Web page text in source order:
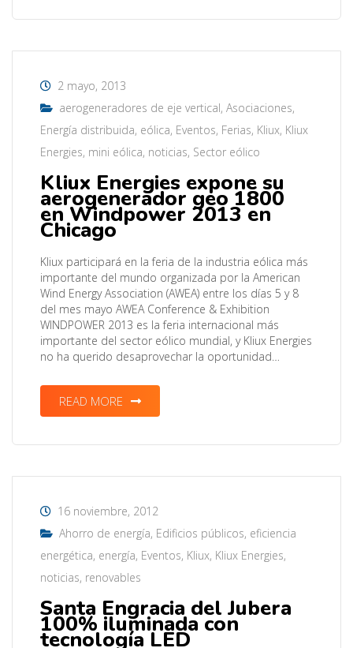
2 mayo, 2013
aerogeneradores de eje vertical, Asociaciones,
Energía distribuida, eólica, Eventos, Ferias, Kliux, Kliux
Energies, mini eólica, noticias, Sector eólico
Kliux Energies expone su
aerogenerador geo 1800
en Windpower 2013 en
Chicago
Kliux participará en la feria de la industria eólica más
importante del mundo organizada por la American
Wind Energy Association (AWEA) entre los días 5 y 8
del mes mayo AWEA Conference & Exhibition
WINDPOWER 2013 es la feria internacional más
importante del sector eólico mundial, y Kliux Energies
no ha querido desaprovechar la oportunidad…
READ MORE
16 noviembre, 2012
Ahorro de energía, Edificios públicos, eficiencia
energética, energía, Eventos, Kliux, Kliux Energies,
noticias, renovables
Santa Engracia del Jubera
100% iluminada con
tecnología LED